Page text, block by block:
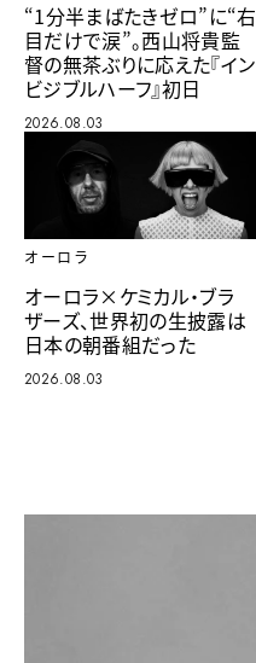
“1分半まばたきゼロ”に“右
目だけで涙”。西山将貴監
督の無茶ぶりに応えた『イン
ビジブルハーフ』初日
2026.08.03
オーロラ
オーロラ×ケミカル・ブラ
ザーズ、世界初の生披露は
日本の朝番組だった
2026.08.03